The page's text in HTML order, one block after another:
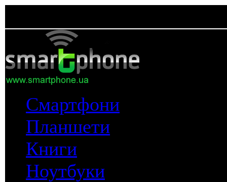
Смартфони
Планшети
Книги
Ноутбуки